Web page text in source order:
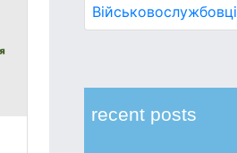
Військовослужбовці
recent posts